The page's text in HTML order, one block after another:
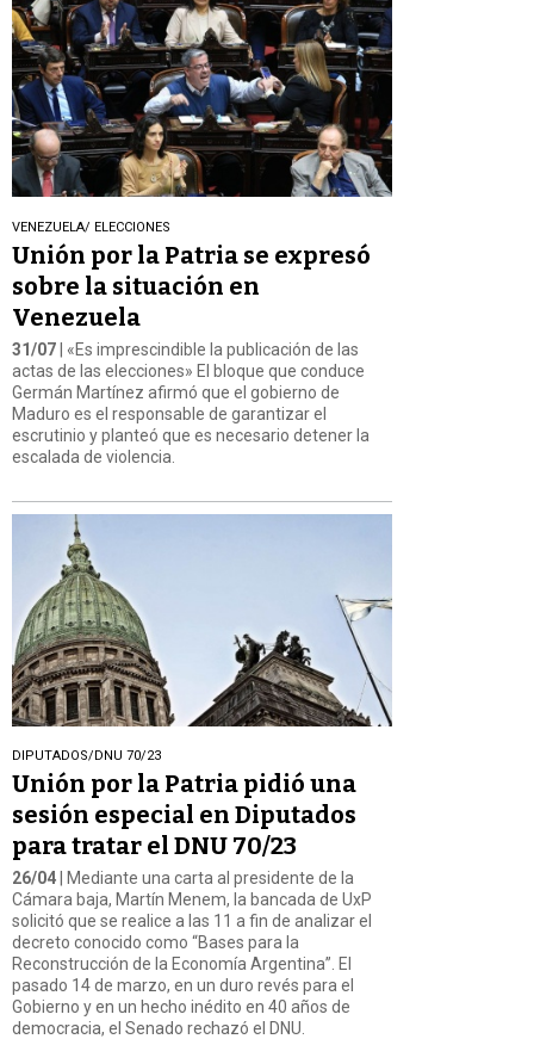
VENEZUELA/ ELECCIONES
Unión por la Patria se expresó
sobre la situación en
Venezuela
31/07| «Es imprescindible la publicación de las
actas de las elecciones» El bloque que conduce
Germán Martínez afirmó que el gobierno de
Maduro es el responsable de garantizar el
escrutinio y planteó que es necesario detener la
escalada de violencia.
DIPUTADOS/DNU 70/23
Unión por la Patria pidió una
sesión especial en Diputados
para tratar el DNU 70/23
26/04 | Mediante una carta al presidente de la
Cámara baja, Martín Menem, la bancada de UxP
solicitó que se realice a las 11 a fin de analizar el
decreto conocido como “Bases para la
Reconstrucción de la Economía Argentina”. El
pasado 14 de marzo, en un duro revés para el
Gobierno y en un hecho inédito en 40 años de
democracia, el Senado rechazó el DNU.